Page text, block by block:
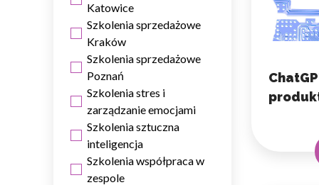
Katowice
Szkolenia sprzedażowe
Kraków
Szkolenia sprzedażowe
Poznań
Szkolenia stres i
zarządzanie emocjami
Szkolenia sztuczna
inteligencja
Szkolenia współpraca w
zespole
sposób bez nich. Te pliki
Pliki cookie dotyczące
np. preferowany język lub